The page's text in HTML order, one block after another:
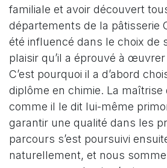
familiale et avoir découvert
départements de la pâtisserie
été influencé dans le choix de
plaisir qu’il a éprouvé à
C’est pourquoi il a d’abord
diplôme en chimie. La maîtrise
comme il le dit lui-même
garantir une qualité dans les
parcours s’est poursuivi
naturellement, et nous